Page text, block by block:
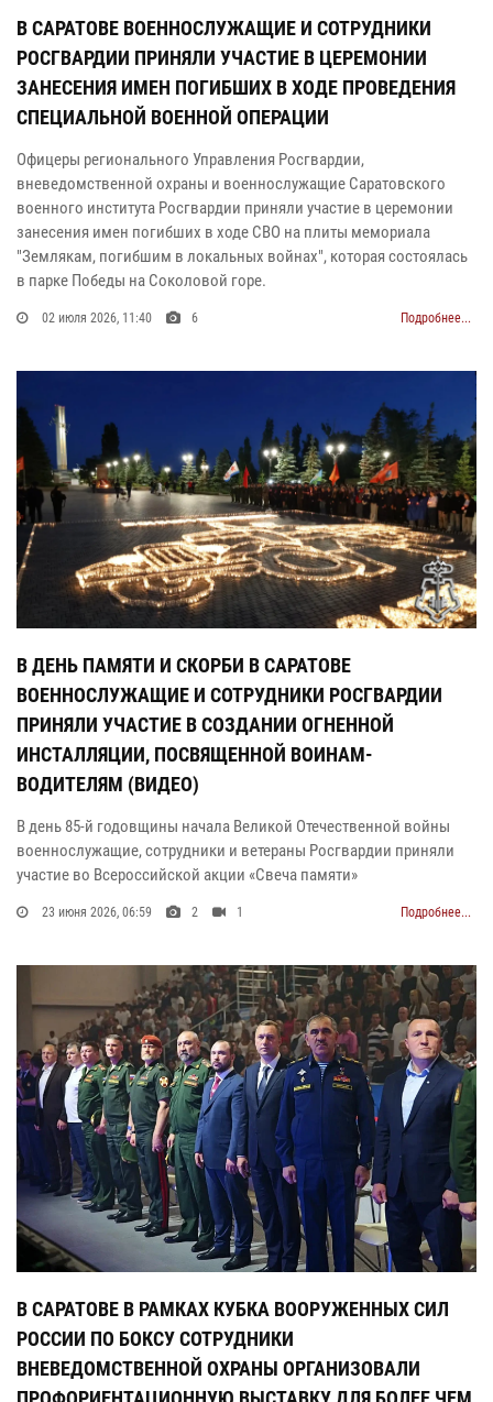
В САРАТОВЕ ВОЕННОСЛУЖАЩИЕ И СОТРУДНИКИ
РОСГВАРДИИ ПРИНЯЛИ УЧАСТИЕ В ЦЕРЕМОНИИ
ЗАНЕСЕНИЯ ИМЕН ПОГИБШИХ В ХОДЕ ПРОВЕДЕНИЯ
СПЕЦИАЛЬНОЙ ВОЕННОЙ ОПЕРАЦИИ
Офицеры регионального Управления Росгвардии,
вневедомственной охраны и военнослужащие Саратовского
военного института Росгвардии приняли участие в церемонии
занесения имен погибших в ходе СВО на плиты мемориала
"Землякам, погибшим в локальных войнах", которая состоялась
в парке Победы на Соколовой горе.
02 июля 2026, 11:40 6 Подробнее...
В ДЕНЬ ПАМЯТИ И СКОРБИ В САРАТОВЕ
ВОЕННОСЛУЖАЩИЕ И СОТРУДНИКИ РОСГВАРДИИ
ПРИНЯЛИ УЧАСТИЕ В СОЗДАНИИ ОГНЕННОЙ
ИНСТАЛЛЯЦИИ, ПОСВЯЩЕННОЙ ВОИНАМ-
ВОДИТЕЛЯМ (ВИДЕО)
В день 85-й годовщины начала Великой Отечественной войны
военнослужащие, сотрудники и ветераны Росгвардии приняли
участие во Всероссийской акции «Свеча памяти»
23 июня 2026, 06:59 2 1 Подробнее...
В САРАТОВЕ В РАМКАХ КУБКА ВООРУЖЕННЫХ СИЛ
РОССИИ ПО БОКСУ СОТРУДНИКИ
ВНЕВЕДОМСТВЕННОЙ ОХРАНЫ ОРГАНИЗОВАЛИ